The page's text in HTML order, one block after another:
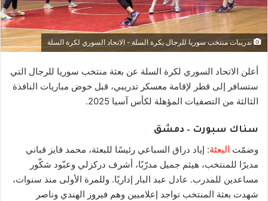
تدريبات منتخب سوريا للرجال بكرة السلة - الاتحاد السوري لكرة السلة
أعلن الاتحاد السوري لكرة السلة عن بعثة منتخب سوريا للرجال التي
ستسافر إلى قطر لإقامة معسكر تدريبي، قبل خوض مباريات النافذة
الثالثة من التصفيات المؤهلة لكأس آسيا 2025.
سناك سبورت – دمشق
وضمّت البعثة: إياد دراق السباعي رئيسًا للبعثة، محمد فايز قباني
مديرًا للمنتخب، هيثم جميل مدرّبًا، أشرف دركزلي وعبّود شكّور
مساعدين للمدرب. عادل عبد البار إداريًا. وللمرة الأولى منذ سنوات،
شهدت بعثة المنتخب تواجد إعلاميين وهم فيروز الهندي وناصر